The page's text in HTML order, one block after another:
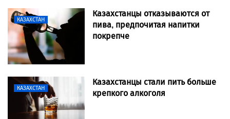
КАЗАХСТАН
Казахстанцы отказываются от
пива, предпочитая напитки
покрепче
КАЗАХСТАН
Казахстанцы стали пить больше
крепкого алкоголя